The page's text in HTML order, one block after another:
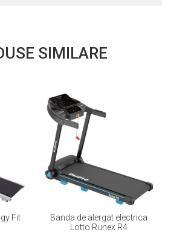
SIMILARE
Fit
Banda de alergat electrica
Lotto Runex R4